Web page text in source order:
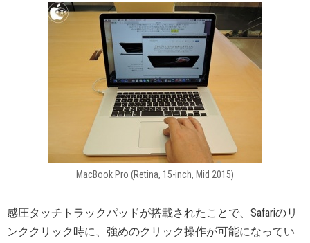
MacBook Pro (Retina, 15-inch, Mid 2015)
感圧タッチトラックパッドが搭載されたことで、Safariのリ
ンククリック時に、強めのクリック操作が可能になってい